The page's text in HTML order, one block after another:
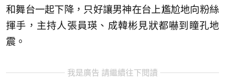
和舞台一起下降，只好讓男神在台上尷尬地向粉絲
揮手，主持人張員瑛、成韓彬見狀都嚇到瞳孔地
震。
我是廣告 請繼續往下閱讀